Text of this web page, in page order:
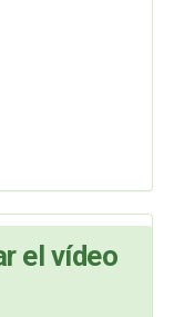
el vídeo